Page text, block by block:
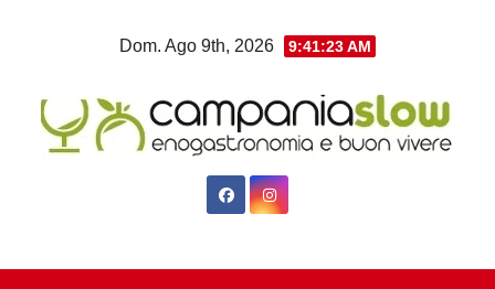
Dom. Ago 9th, 2026 9:41:24 AM